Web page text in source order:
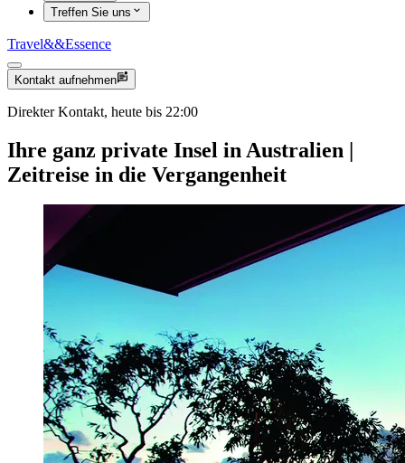
Treffen Sie uns
Travel&&Essence
Kontakt aufnehmen
Direkter Kontakt, heute bis 22:00
Ihre ganz private Insel in Australien |
Zeitreise in die Vergangenheit